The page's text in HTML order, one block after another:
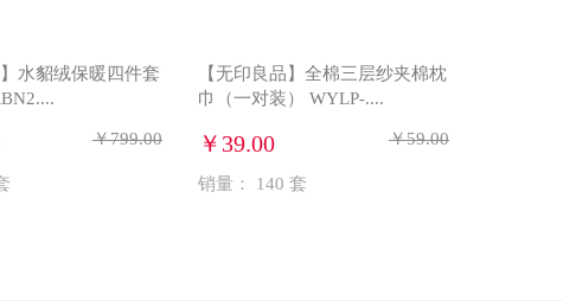
】水貂绒保暖四件套
￥799.00
【无印良品】全棉三层纱夹棉枕
巾（一对装） WYLP-....
￥39.00 ￥59.00
销量： 140 套